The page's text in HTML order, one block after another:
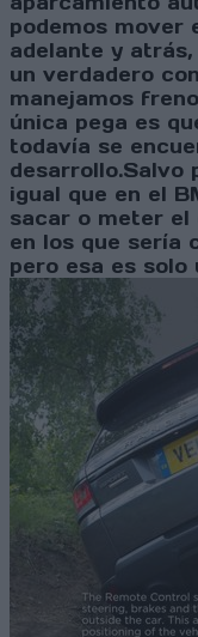
podemos mover
adelante y atrás,
un verdadero
manejamos
única pega es
todavía se
desarrollo.Salvo
igual que en el
sacar o meter el
en los que sería
pero esa es solo